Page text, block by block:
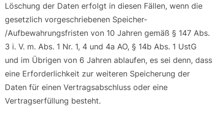
Löschung der Daten erfolgt in diesen Fällen, wenn die
gesetzlich vorgeschriebenen Speicher-
/Aufbewahrungsfristen von 10 Jahren gemäß § 147 Abs.
3 i. V. m. Abs. 1 Nr. 1, 4 und 4a AO, § 14b Abs. 1 UstG
und im Übrigen von 6 Jahren ablaufen, es sei denn, dass
eine Erforderlichkeit zur weiteren Speicherung der
Daten für einen Vertragsabschluss oder eine
Vertragserfüllung besteht.